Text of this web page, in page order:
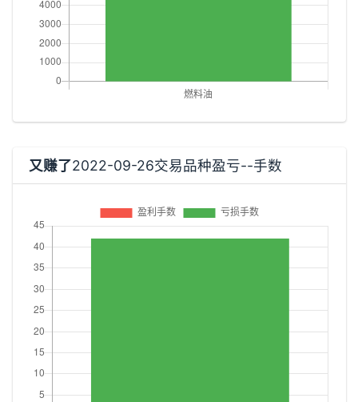
又赚了2022-09-26交易品种盈亏--手数